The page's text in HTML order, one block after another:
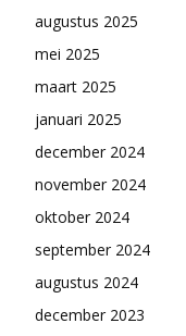
augustus 2025
mei 2025
maart 2025
januari 2025
december 2024
november 2024
oktober 2024
september 2024
augustus 2024
december 2023